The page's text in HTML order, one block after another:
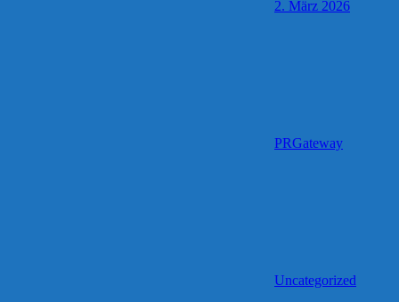
2. März 2026
PRGateway
Uncategorized